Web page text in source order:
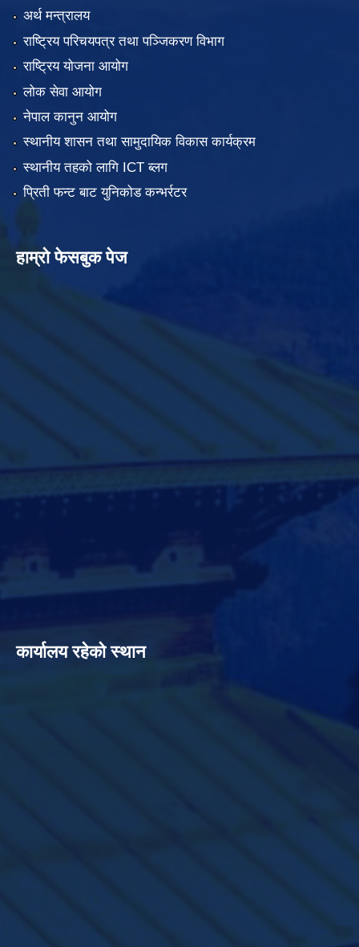
अर्थ मन्त्रालय
राष्ट्रिय परिचयपत्र तथा पञ्जिकरण विभाग
राष्ट्रिय योजना आयोग
लोक सेवा आयोग
नेपाल कानुन आयोग
स्थानीय शासन तथा सामुदायिक विकास कार्यक्रम
स्थानीय तहको लागि ICT ब्लग
प्रिती फन्ट बाट युनिकोड कन्भर्रटर
हाम्रो फेसबुक पेज
कार्यालय रहेको स्थान